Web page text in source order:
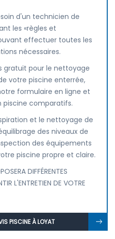
d'un technicien de
les «règles et
effectuer toutes les
nécessaires.
gratuit pour le nettoyage
votre piscine enterrée,
formulaire en ligne et
piscine comparatifs.
et le nettoyage de
des niveaux de
des équipements
piscine propre et claire.
DIFFÉRENTES
L'ENTRETIEN DE VOTRE
PISCINE À LOYAT